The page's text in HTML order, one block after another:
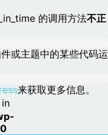
的调用方法不正
或主题中的某些代码运
来获取更多信息。
in